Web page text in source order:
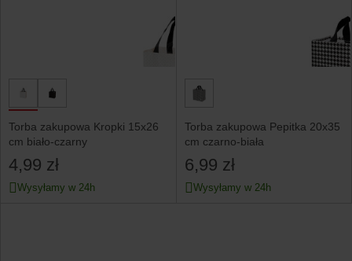
Torba zakupowa Kropki 15x26
cm biało-czarny
4,99 zł
Wysyłamy w 24h
Torba zakupowa Pepitka 20x35
cm czarno-biała
6,99 zł
Wysyłamy w 24h